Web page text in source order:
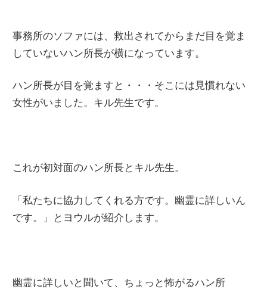
事務所のソファには、救出されてからまだ目を覚ま
していないハン所長が横になっています。
ハン所長が目を覚ますと・・・そこには見慣れない
女性がいました。キル先生です。
これが初対面のハン所長とキル先生。
「私たちに協力してくれる方です。幽霊に詳しいん
です。」とヨウルが紹介します。
幽霊に詳しいと聞いて、ちょっと怖がるハン所